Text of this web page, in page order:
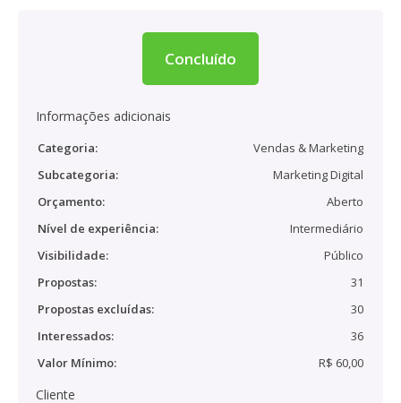
Concluído
Informações adicionais
Categoria:
Vendas & Marketing
Subcategoria:
Marketing Digital
Orçamento:
Aberto
Nível de experiência:
Intermediário
Visibilidade:
Público
Propostas:
31
Propostas excluídas:
30
Interessados:
36
Valor Mínimo:
R$ 60,00
Cliente